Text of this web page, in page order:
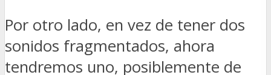
Por otro lado, en vez de tener dos
sonidos fragmentados, ahora
tendremos uno, posiblemente de